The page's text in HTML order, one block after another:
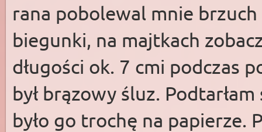
rana pobolewal mnie
biegunki, na majtkach
długości ok. 7 cmi podczas
był brązowy śluz.
było go trochę na papierze.